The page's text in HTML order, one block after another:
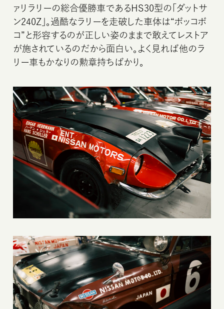
ァリラリーの総合優勝車であるHS30型の「ダットサ
ン240Z」。過酷なラリーを走破した車体は“ボッコボ
コ”と形容するのが正しい姿のままで敢えてレストア
が施されているのだから面白い。よく見れば他のラ
リー車もかなりの勲章持ちばかり。